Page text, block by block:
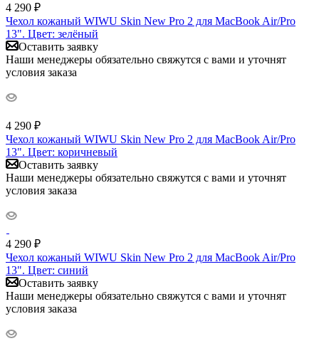
4 290 ₽
Чехол кожаный WIWU Skin New Pro 2 для MacBook Air/Pro
13". Цвет: зелёный
Оставить заявку
Наши менеджеры обязательно свяжутся с вами и уточнят
условия заказа
4 290 ₽
Чехол кожаный WIWU Skin New Pro 2 для MacBook Air/Pro
13". Цвет: коричневый
Оставить заявку
Наши менеджеры обязательно свяжутся с вами и уточнят
условия заказа
4 290 ₽
Чехол кожаный WIWU Skin New Pro 2 для MacBook Air/Pro
13". Цвет: синий
Оставить заявку
Наши менеджеры обязательно свяжутся с вами и уточнят
условия заказа